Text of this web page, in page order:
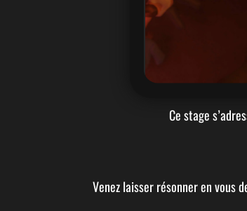
Ce stage
Venez laisser résonner en vous